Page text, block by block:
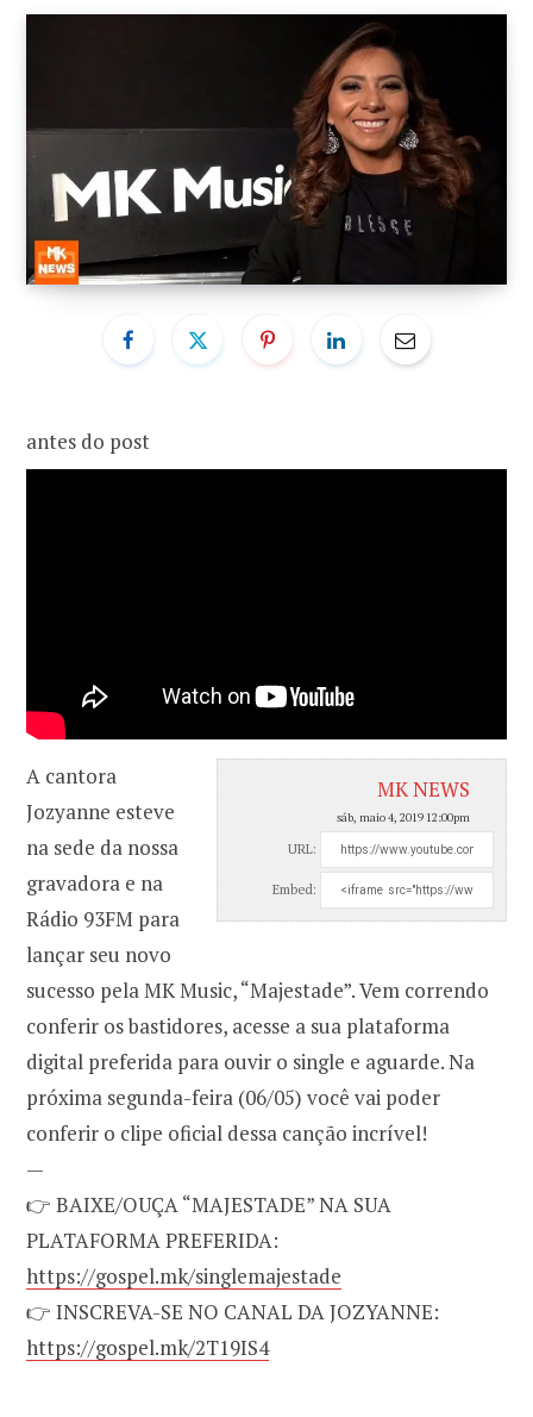
o
k
m
antes do post
MK NEWS
sáb, maio 4, 2019 12:00pm
URL:
Embed:
A cantora
Jozyanne esteve
na sede da nossa
gravadora e na
Rádio 93FM para
lançar seu novo
sucesso pela MK Music, “Majestade”. Vem correndo
conferir os bastidores, acesse a sua plataforma
digital preferida para ouvir o single e aguarde. Na
próxima segunda-feira (06/05) você vai poder
conferir o clipe oficial dessa canção incrível!
—
👉 BAIXE/OUÇA “MAJESTADE” NA SUA
PLATAFORMA PREFERIDA:
https://gospel.mk/singlemajestade
👉 INSCREVA-SE NO CANAL DA JOZYANNE:
https://gospel.mk/2T19IS4